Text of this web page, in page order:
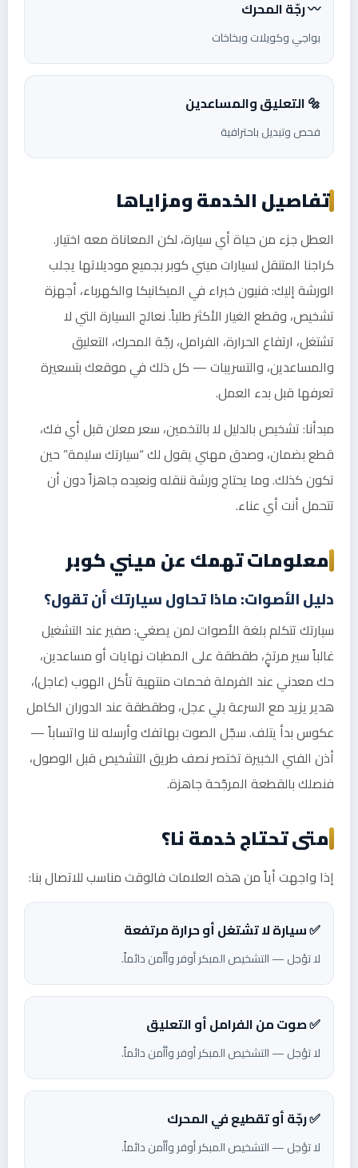
〰️ رجّة المحرك
بواجي وكويلات وبخاخات
🔩 التعليق والمساعدين
فحص وتبديل باحترافية
تفاصيل الخدمة ومزاياها
العطل جزء من حياة أي سيارة، لكن المعاناة معه اختيار.
كراجنا المتنقل لسيارات ميني كوبر بجميع موديلاتها يجلب
الورشة إليك: فنيون خبراء في الميكانيكا والكهرباء، أجهزة
تشخيص، وقطع الغيار الأكثر طلباً. نعالج السيارة التي لا
تشتغل، ارتفاع الحرارة، الفرامل، رجّة المحرك، التعليق
والمساعدين، والتسريبات — كل ذلك في موقعك بتسعيرة
تعرفها قبل بدء العمل.
مبدأنا: تشخيص بالدليل لا بالتخمين، سعر معلن قبل أي فك،
قطع بضمان، وصدق مهني يقول لك “سيارتك سليمة” حين
تكون كذلك. وما يحتاج ورشة ننقله ونعيده جاهزاً دون أن
تتحمل أنت أي عناء.
معلومات تهمك عن ميني كوبر
دليل الأصوات: ماذا تحاول سيارتك أن تقول؟
سيارتك تتكلم بلغة الأصوات لمن يصغي: صفير عند التشغيل
غالباً سير مرتخٍ، طقطقة على المطبات نهايات أو مساعدين،
حك معدني عند الفرملة فحمات منتهية تأكل الهوب (عاجل)،
هدير يزيد مع السرعة بلي عجل، وطقطقة عند الدوران الكامل
عكوس بدأ يتلف. سجّل الصوت بهاتفك وأرسله لنا واتساباً —
أذن الفني الخبيرة تختصر نصف طريق التشخيص قبل الوصول،
فنصلك بالقطعة المرجّحة جاهزة.
متى تحتاج خدمة نا؟
إذا واجهت أياً من هذه العلامات فالوقت مناسب للاتصال بنا:
✅ سيارة لا تشتغل أو حرارة مرتفعة
لا تؤجل — التشخيص المبكر أوفر وأأمن دائماً.
✅ صوت من الفرامل أو التعليق
لا تؤجل — التشخيص المبكر أوفر وأأمن دائماً.
✅ رجّة أو تقطيع في المحرك
لا تؤجل — التشخيص المبكر أوفر وأأمن دائماً.